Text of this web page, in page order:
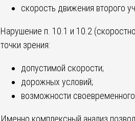
скорость движения второго
Нарушение п. 10.1 и 10.2
точки зрения:
допустимой скорости;
дорожных условий;
возможности
Именно комплексный анализ